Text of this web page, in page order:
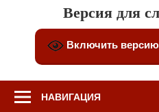
Версия для
Включить
НАВИГАЦИЯ